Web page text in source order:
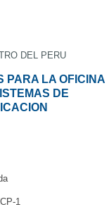
DEL PERU
PARA LA OFICINA
DE
1